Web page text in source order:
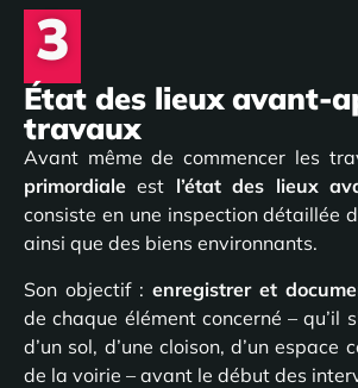
3
État des lieux avant-
travaux
Avant même de commencer les
primordiale est l’état des lieux
consiste en une inspection détaillée
ainsi que des biens environnants.
Son objectif : enregistrer et
de chaque élément concerné – qu’il
d’un sol, d’une cloison, d’un espace
de la voirie – avant le début des